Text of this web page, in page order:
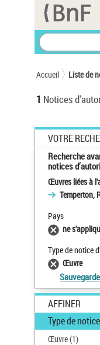
Accueil Liste de
1 Notices
VOTRE
Recherche
notices
Œuvres liées à
Temperton,
Pays
ne
Type de notice
Œuvre
AFFINER
Type de
Œuvre(1)
Panneau de gestion des cookies